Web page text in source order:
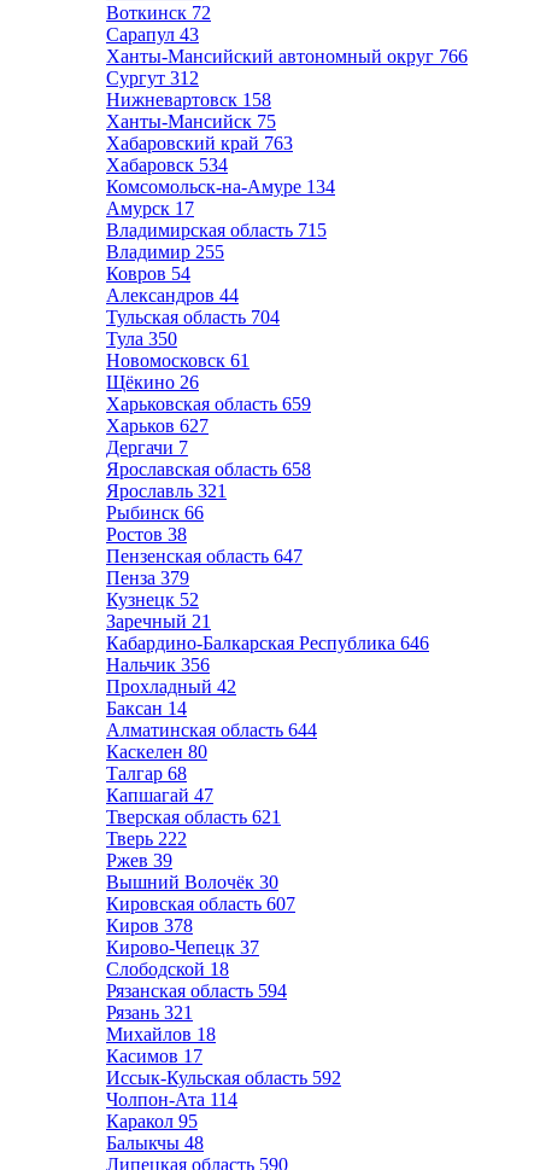
Воткинск 72
Сарапул 43
Ханты-Мансийский автономный округ 766
Сургут 312
Нижневартовск 158
Ханты-Мансийск 75
Хабаровский край 763
Хабаровск 534
Комсомольск-на-Амуре 134
Амурск 17
Владимирская область 715
Владимир 255
Ковров 54
Александров 44
Тульская область 704
Тула 350
Новомосковск 61
Щёкино 26
Харьковская область 659
Харьков 627
Дергачи 7
Ярославская область 658
Ярославль 321
Рыбинск 66
Ростов 38
Пензенская область 647
Пенза 379
Кузнецк 52
Заречный 21
Кабардино-Балкарская Республика 646
Нальчик 356
Прохладный 42
Баксан 14
Алматинская область 644
Каскелен 80
Талгар 68
Капшагай 47
Тверская область 621
Тверь 222
Ржев 39
Вышний Волочёк 30
Кировская область 607
Киров 378
Кирово-Чепецк 37
Слободской 18
Рязанская область 594
Рязань 321
Михайлов 18
Касимов 17
Иссык-Кульская область 592
Чолпон-Ата 114
Каракол 95
Балыкчы 48
Липецкая область 590